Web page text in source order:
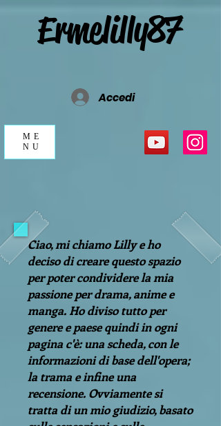
Ermelilly87
Accedi
ME
NU
Ciao, mi chiamo Lilly e ho
deciso di creare questo spazio
per poter condividere la mia
passione per drama, anime e
manga. Ho diviso tutto per
genere e paese quindi in ogni
pagina c'è: una scheda, con le
informazioni di base dell'opera;
la trama e infine una
recensione. Ovviamente si
tratta di un mio giudizio, basato